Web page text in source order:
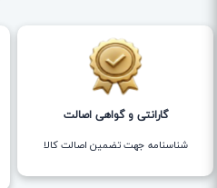
گارانتی و گواهی اصالت
شناسنامه جهت تضمین اصالت کالا